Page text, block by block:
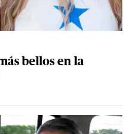
bellos en la